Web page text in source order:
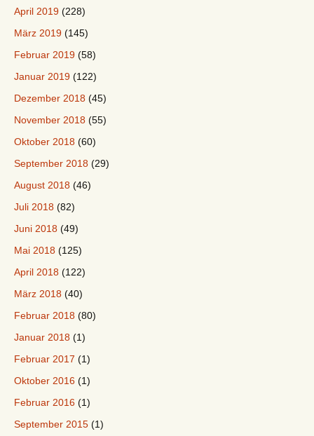
April 2019 (228)
März 2019 (145)
Februar 2019 (58)
Januar 2019 (122)
Dezember 2018 (45)
November 2018 (55)
Oktober 2018 (60)
September 2018 (29)
August 2018 (46)
Juli 2018 (82)
Juni 2018 (49)
Mai 2018 (125)
April 2018 (122)
März 2018 (40)
Februar 2018 (80)
Januar 2018 (1)
Februar 2017 (1)
Oktober 2016 (1)
Februar 2016 (1)
September 2015 (1)